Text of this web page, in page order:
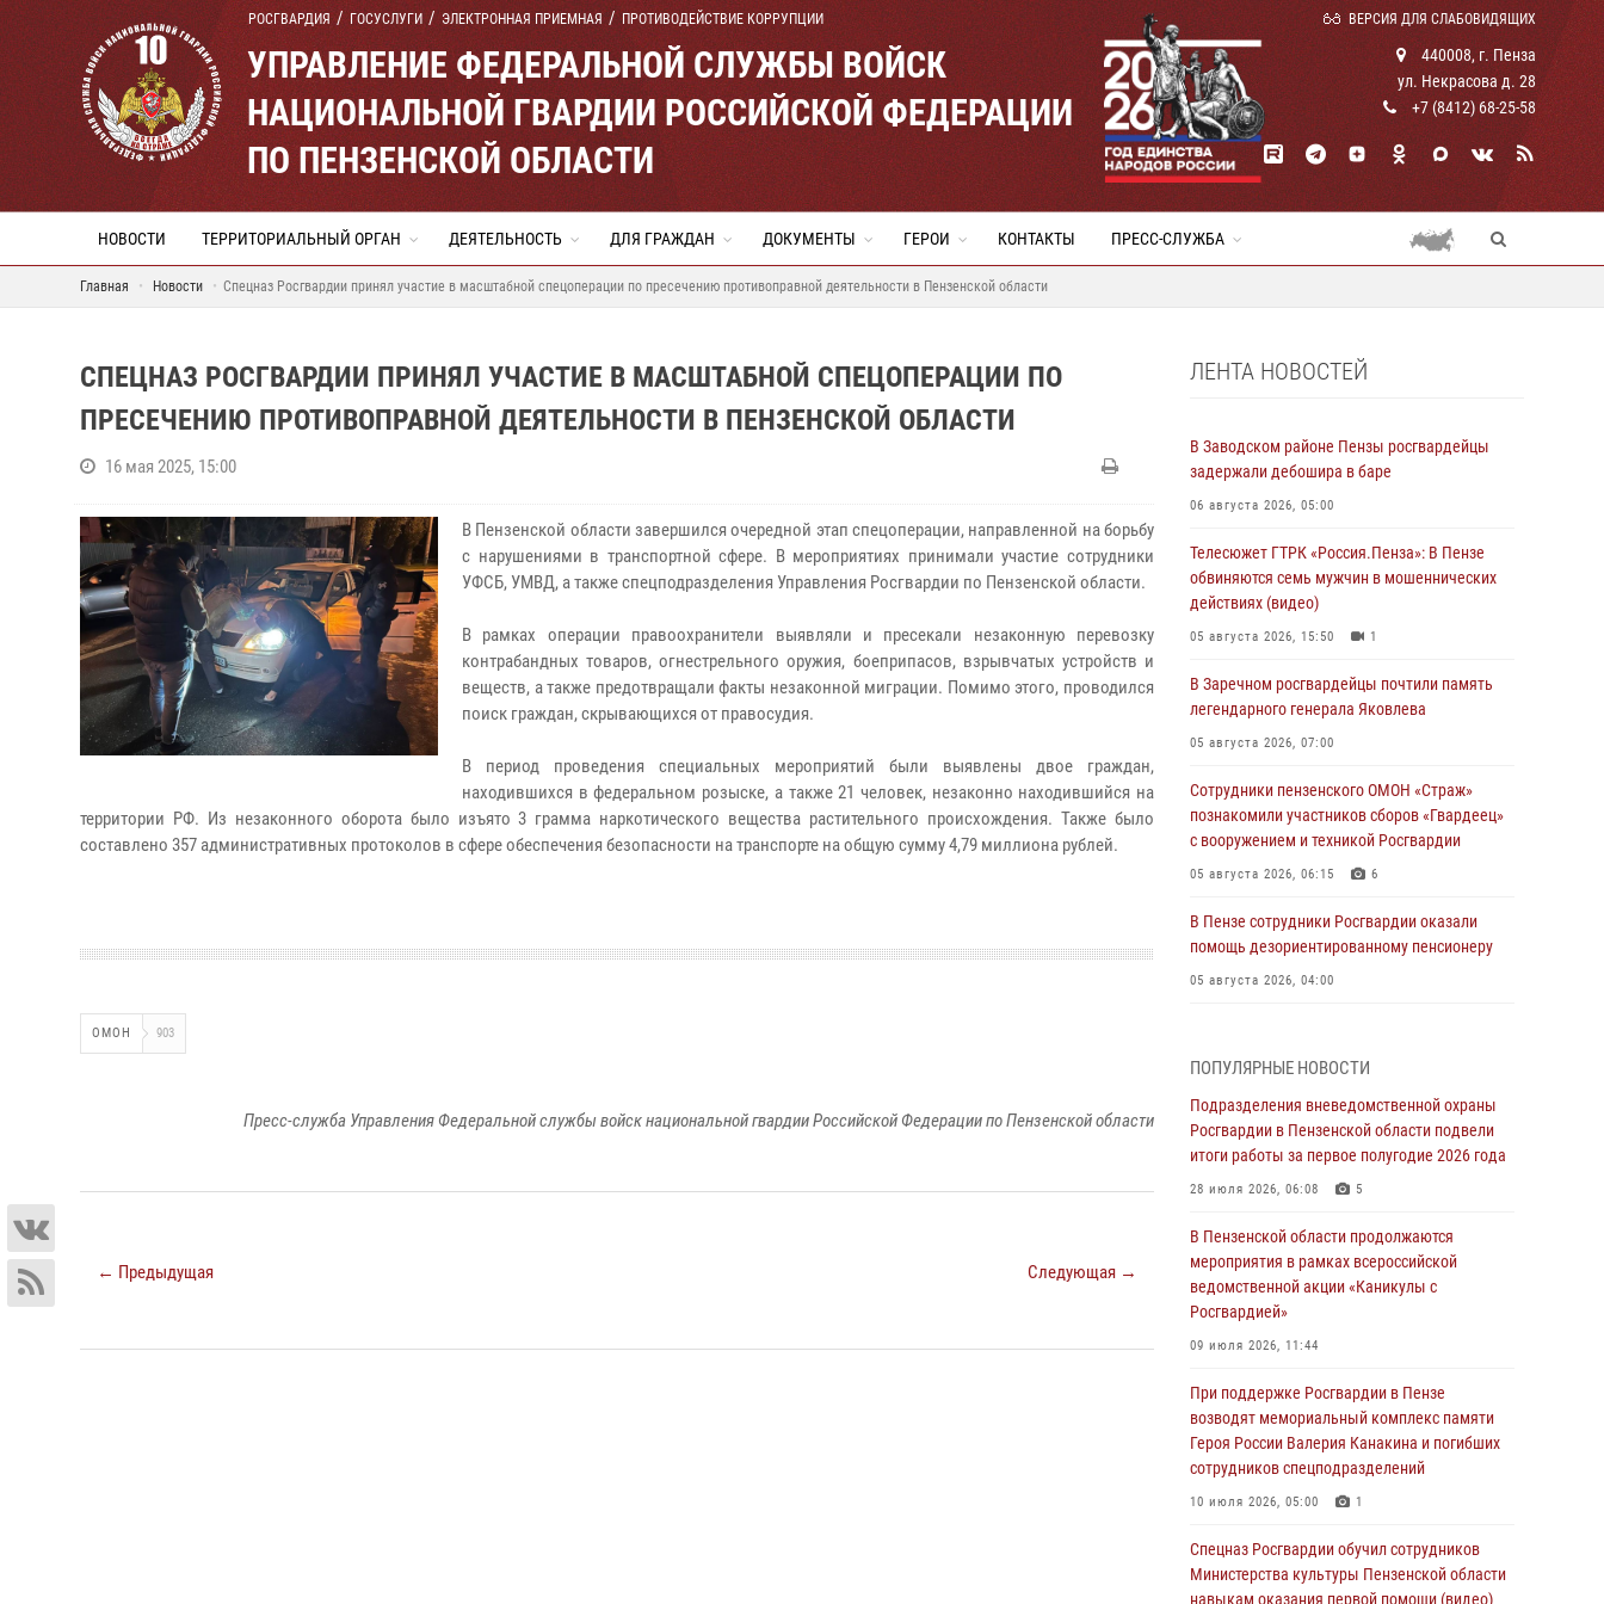
РОСГВАРДИЯ ГОСУСЛУГИ ЭЛЕКТРОННАЯ ПРИЕМНАЯ ПРОТИВОДЕЙСТВИЕ КОРРУПЦИИ ВЕРСИЯ ДЛЯ СЛАБОВИДЯЩИХ
УПРАВЛЕНИЕ ФЕДЕРАЛЬНОЙ СЛУЖБЫ ВОЙСК
НАЦИОНАЛЬНОЙ ГВАРДИИ РОССИЙСКОЙ ФЕДЕРАЦИИ
ПО ПЕНЗЕНСКОЙ ОБЛАСТИ
440008, г. Пенза
ул. Некрасова д. 28
+7 (8412) 68-25-58
НОВОСТИ ТЕРРИТОРИАЛЬНЫЙ ОРГАН ДЕЯТЕЛЬНОСТЬ ДЛЯ ГРАЖДАН ДОКУМЕНТЫ ГЕРОИ КОНТАКТЫ ПРЕСС-СЛУЖБА
Главная Новости Спецназ Росгвардии принял участие в масштабной спецоперации по пресечению противоправной деятельности в Пензенской области
СПЕЦНАЗ РОСГВАРДИИ ПРИНЯЛ УЧАСТИЕ В МАСШТАБНОЙ СПЕЦОПЕРАЦИИ ПО
ПРЕСЕЧЕНИЮ ПРОТИВОПРАВНОЙ ДЕЯТЕЛЬНОСТИ В ПЕНЗЕНСКОЙ ОБЛАСТИ
16 мая 2025, 15:00
В Пензенской области завершился очередной этап спецоперации, направленной на борьбу
с нарушениями в транспортной сфере. В мероприятиях принимали участие сотрудники
УФСБ, УМВД, а также спецподразделения Управления Росгвардии по Пензенской области.
В рамках операции правоохранители выявляли и пресекали незаконную перевозку
контрабандных товаров, огнестрельного оружия, боеприпасов, взрывчатых устройств и
веществ, а также предотвращали факты незаконной миграции. Помимо этого, проводился
поиск граждан, скрывающихся от правосудия.
В период проведения специальных мероприятий были выявлены двое граждан,
находившихся в федеральном розыске, а также 21 человек, незаконно находившийся на
территории РФ. Из незаконного оборота было изъято 3 грамма наркотического вещества растительного происхождения. Также было
составлено 357 административных протоколов в сфере обеспечения безопасности на транспорте на общую сумму 4,79 миллиона рублей.
ОМОН 903
Пресс-служба Управления Федеральной службы войск национальной гвардии Российской Федерации по Пензенской области
← Предыдущая Следующая →
ЛЕНТА НОВОСТЕЙ
В Заводском районе Пензы росгвардейцы
задержали дебошира в баре
06 августа 2026, 05:00
Телесюжет ГТРК «Россия.Пенза»: В Пензе
обвиняются семь мужчин в мошеннических
действиях (видео)
05 августа 2026, 15:50 1
В Заречном росгвардейцы почтили память
легендарного генерала Яковлева
05 августа 2026, 07:00
Сотрудники пензенского ОМОН «Страж»
познакомили участников сборов «Гвардеец»
с вооружением и техникой Росгвардии
05 августа 2026, 06:15 6
В Пензе сотрудники Росгвардии оказали
помощь дезориентированному пенсионеру
05 августа 2026, 04:00
маскировавшейся под реабилитационный
центр (видео)
04 августа 2026, 07:05 4 1
В Управлении Росгвардии по Пензенской
полугодие 2026 года
04 августа 2026, 06:08
Росгвардия обеспечила безопасность
праздничных мероприятий в День ВДВ в
03 августа 2026, 07:14 1
В Пензе сотрудники Росгвардии задержали
мужчину, который криками и нецензурной
бранью напугал жильцов многоквартирного
03 августа 2026, 05:59
ПОПУЛЯРНЫЕ НОВОСТИ
Подразделения вневедомственной охраны
Росгвардии в Пензенской области подвели
итоги работы за первое полугодие 2026 года
28 июля 2026, 06:08 5
В Пензенской области продолжаются
мероприятия в рамках всероссийской
ведомственной акции «Каникулы с
Росгвардией»
09 июля 2026, 11:44
При поддержке Росгвардии в Пензе
возводят мемориальный комплекс памяти
Героя России Валерия Канакина и погибших
сотрудников спецподразделений
10 июля 2026, 05:00 1
Спецназ Росгвардии обучил сотрудников
Министерства культуры Пензенской области
навыкам оказания первой помощи (видео)